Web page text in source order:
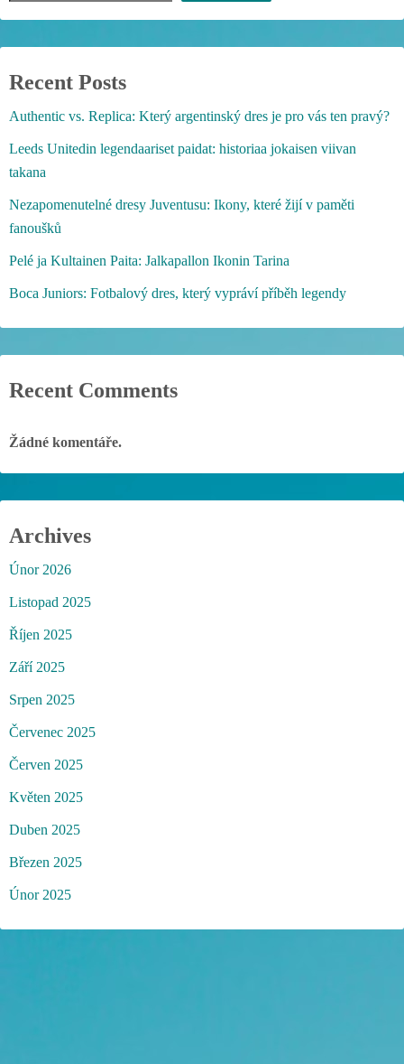
Recent Posts
Authentic vs. Replica: Který argentinský dres je pro vás ten pravý?
Leeds Unitedin legendaariset paidat: historiaa jokaisen viivan
takana
Nezapomenutelné dresy Juventusu: Ikony, které žijí v paměti
fanoušků
Pelé ja Kultainen Paita: Jalkapallon Ikonin Tarina
Boca Juniors: Fotbalový dres, který vypráví příběh legendy
Recent Comments
Žádné komentáře.
Archives
Únor 2026
Listopad 2025
Říjen 2025
Září 2025
Srpen 2025
Červenec 2025
Červen 2025
Květen 2025
Duben 2025
Březen 2025
Únor 2025